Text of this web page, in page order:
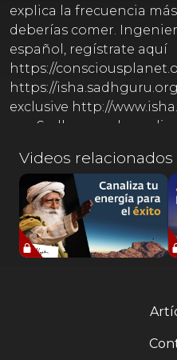
explica la frecuencia
deberías comer.
español, regístrate aquí
https://
https://
exclusive http://
por Sadhguru, ahora
traducir las palabras de
Agradecemos tu
contiene errores, ya
sabiduría hablada de
Videos relacionados